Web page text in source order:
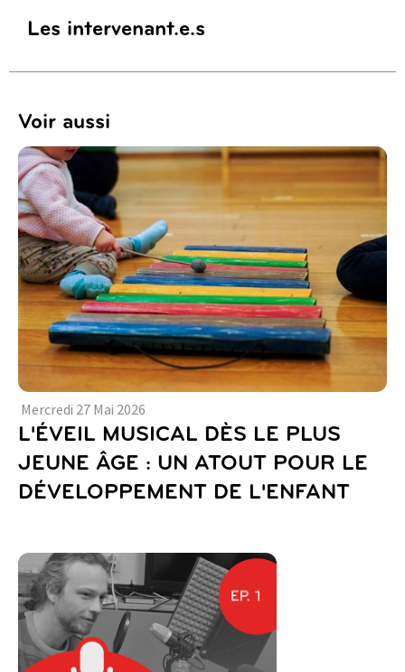
Les intervenant.e.s
Voir aussi
Mercredi 27 Mai 2026
L'ÉVEIL MUSICAL DÈS LE PLUS
JEUNE ÂGE : UN ATOUT POUR LE
DÉVELOPPEMENT DE L'ENFANT